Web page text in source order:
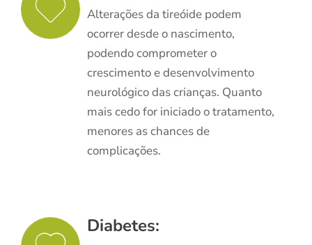
Alterações da tireóide podem
ocorrer desde o nascimento,
podendo comprometer o
crescimento e desenvolvimento
neurológico das crianças. Quanto
mais cedo for iniciado o tratamento,
menores as chances de
complicações.
Diabetes: